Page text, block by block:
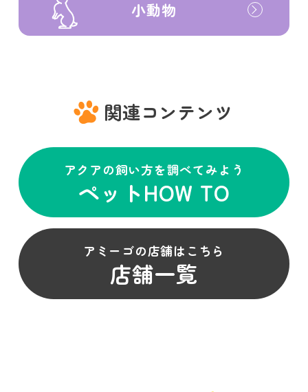
小動物
関連コンテンツ
アクアの飼い方を調べてみよう
ペットHOW TO
アミーゴの店舗はこちら
店舗一覧